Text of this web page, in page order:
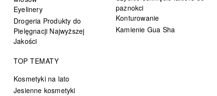
Eyelinery
Drogeria Produkty do
Pielęgnacji Najwyższej
Jakości
paznokci
Konturowanie
Kamienie Gua Sha
TOP TEMATY
Kosmetyki na lato
Jesienne kosmetyki